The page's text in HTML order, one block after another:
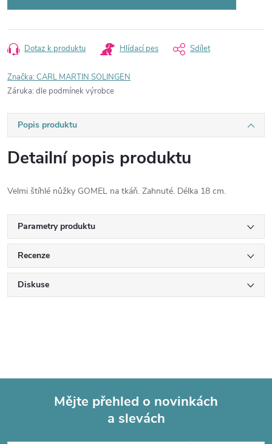
Dotaz k produktu Hlídací pes Sdílet
Značka:CARL MARTIN SOLINGEN
Záruka: dle podmínek výrobce
Popis produktu
Detailní popis produktu
Velmi štíhlé nůžky GOMEL na tkáň. Zahnuté. Délka 18 cm.
Parametry produktu
Recenze
Diskuse
Mějte přehled o novinkách
a slevách